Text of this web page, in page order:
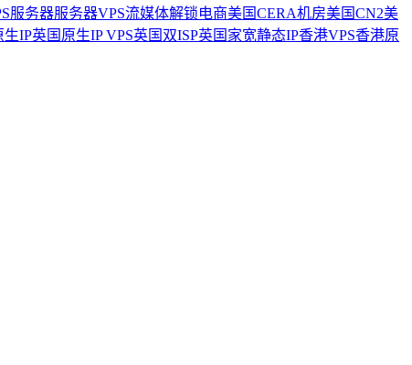
服务器服务器VPS流媒体解锁电商美国CERA机房美国CN2美
生IP英国原生IP VPS英国双ISP英国家宽静态IP香港VPS香港原